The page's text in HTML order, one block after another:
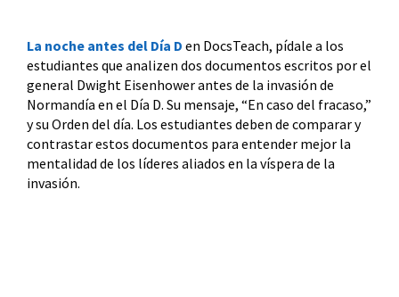
La noche antes del Día D en DocsTeach, pídale a los
estudiantes que analizen dos documentos escritos por el
general Dwight Eisenhower antes de la invasión de
Normandía en el Día D. Su mensaje, “En caso del fracaso,”
y su Orden del día. Los estudiantes deben de comparar y
contrastar estos documentos para entender mejor la
mentalidad de los líderes aliados en la víspera de la
invasión.